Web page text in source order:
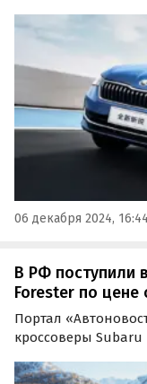
Китае, а теперь
купить за 2 319 000
«Автоновости дня».
06 декабря 2024, 16:44
В РФ поступили
Forester по цене
Портал
кроссоверы Subaru
«лесника»